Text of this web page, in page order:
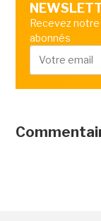
Recevez
abonnés